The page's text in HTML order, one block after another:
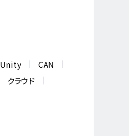
Unity
CAN
クラウド